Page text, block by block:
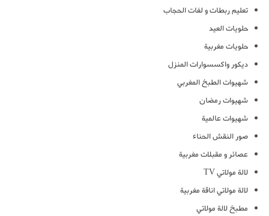
تعليم ربطات و لفات الحجاب
حلويات العيد
حلويات مغربية
ديكور واكسسوارات المنزل
شهيوات الطبخ المغربي
شهيوات رمضان
شهيوات عالمية
صور النقش الحناء
عصائر و مقبلات مغربية
لالة مولاتي TV
لالة مولاتي اناقة مغربية
مطبخ لالة مولاتي